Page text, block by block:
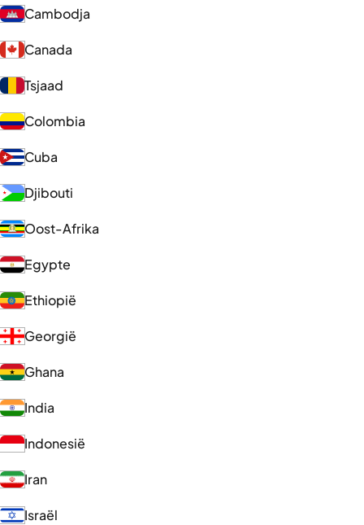
Cambodja
Canada
Tsjaad
Colombia
Cuba
Djibouti
Oost-Afrika
Egypte
Ethiopië
Georgië
Ghana
India
Indonesië
Iran
Israël